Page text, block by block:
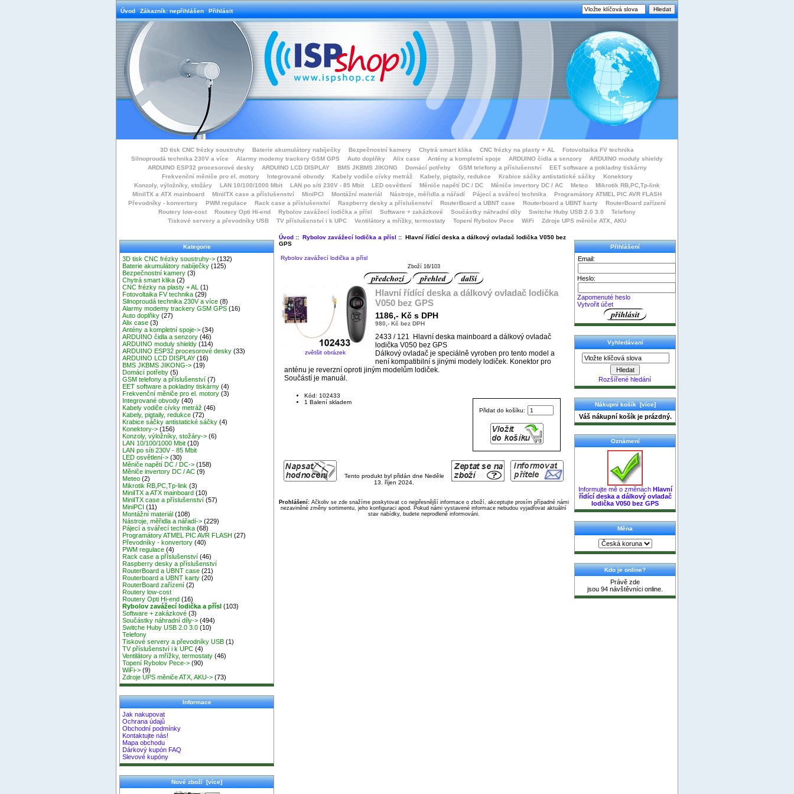
Úvod Zákazník: nepřihlášen Přihlásit
3D tisk CNC frézky soustruhy Baterie akumulátory nabíječky Bezpečnostní kamery Chytrá smart klika CNC frézky na plasty + AL
Fotovoltaika FV technika
Silnoproudá technika 230V a více
Alarmy modemy trackery GSM GPS Auto doplňky Alix case Antény a kompletní spoje ARDUINO čidla a senzory
ARDUINO moduly shieldy
ARDUINO ESP32 procesorové desky
ARDUINO LCD DISPLAY BMS JKBMS JIKONG Domácí potřeby GSM telefony a příslušenství
EET software a pokladny tiskárny
Frekvenční měniče pro el. motory
Integrované obvody Kabely vodiče cívky metráž Kabely, pigtaily, redukce Krabice sáčky antistatické sáčky
Konektory
Konzoly, výložníky, stožáry
LAN 10/100/1000 Mbit LAN po síti 230V - 85 Mbit LED osvětlení Měniče napětí DC / DC Měniče invertory DC / AC Meteo
Mikrotik RB,PC,Tp-link
MiniITX a ATX mainboard
MiniITX case a příslušenství MiniPCI Montážní materiál Nástroje, měřidla a nářadí Pájecí a svářecí technika
Programátory ATMEL PIC AVR FLASH
Převodníky - konvertory
PWM regulace Rack case a příslušenství Raspberry desky a příslušenství RouterBoard a UBNT case Routerboard a UBNT karty
RouterBoard zařízení
Routery low-cost
Routery Opti Hi-end Rybolov zavážecí lodička a přísl Software + zakázkové Součástky náhradní díly Switche Huby USB 2.0 3.0
Telefony
Tiskové servery a převodníky USB
TV příslušenství i k UPC Ventilátory a mřížky, termostaty Topení Rybolov Pece WiFi Zdroje UPS měniče ATX, AKU
Kategorie
3D tisk CNC frézky soustruhy-> (132)
Baterie akumulátory nabíječky (125)
Bezpečnostní kamery (3)
Chytrá smart klika (2)
CNC frézky na plasty + AL
(1)
Fotovoltaika FV technika (29)
Silnoproudá technika 230V a více (8)
Alarmy modemy trackery GSM GPS (16)
Auto doplňky (27)
Alix case (3)
Antény a kompletní spoje-> (34)
ARDUINO čidla a senzory (46)
ARDUINO moduly shieldy (114)
ARDUINO ESP32 procesorové desky (33)
ARDUINO LCD DISPLAY (16)
BMS JKBMS JIKONG-> (19)
Domácí potřeby (5)
GSM telefony a příslušenství (7)
EET software a pokladny tiskárny (4)
Frekvenční měniče pro el. motory (3)
Integrované obvody (40)
Kabely vodiče cívky metráž (46)
Kabely, pigtaily, redukce (72)
Krabice sáčky antistatické sáčky (4)
Konektory-> (156)
Konzoly, výložníky, stožáry-> (6)
LAN 10/100/1000 Mbit (10)
LAN po síti 230V - 85 Mbit
LED osvětlení-> (30)
Měniče napětí DC / DC-> (158)
Měniče invertory DC / AC (9)
Meteo (2)
Mikrotik RB,PC,Tp-link (3)
MiniITX a ATX mainboard (10)
MiniITX case a příslušenství (57)
MiniPCI (11)
Montážní materiál (108)
Nástroje, měřidla a nářadí-> (229)
Pájecí a svářecí technika (68)
Programátory ATMEL PIC AVR FLASH (27)
Převodníky - konvertory (40)
PWM regulace (4)
Rack case a příslušenství (46)
Raspberry desky a příslušenství
RouterBoard a UBNT case (21)
Routerboard a UBNT karty (20)
RouterBoard zařízení (2)
Routery low-cost
Routery Opti Hi-end (16)
Rybolov zavážecí lodička a přísl (103)
Software + zakázkové (3)
Součástky náhradní díly-> (494)
Switche Huby USB 2.0 3.0 (10)
Telefony
Tiskové servery a převodníky USB (1)
TV příslušenství i k UPC (4)
Ventilátory a mřížky, termostaty (46)
Topení Rybolov Pece-> (90)
WiFi-> (9)
Zdroje UPS měniče ATX, AKU-> (73)
Informace
Jak nakupovat
Ochrana údajů
Obchodní podmínky
Kontaktujte nás!
Mapa obchodu
Dárkový kupón FAQ
Slevové kupóny
Nové zboží [více]
Úvod:: Rybolov zavážecí lodička a přísl :: Hlavní řídící deska a dálkový ovladač lodička V050 bez
GPS
Rybolov zavážecí lodička a přísl
Zboží 16/103
zvětšit obrázek
Hlavní řídící deska a dálkový ovladač lodička
V050 bez GPS
1186,- Kč s DPH
980,- Kč bez DPH
2433 / 121 Hlavní deska mainboard a dálkový ovladač
lodička V050 bez GPS
Dálkový ovladač je speciálně vyroben pro tento model a
není kompatibilní s jinými modely lodiček. Konektor pro
anténu je reverzní oproti jiným modelům lodiček.
Součástí je manuál.
Přidat do košíku:
Kód: 102433
1 Balení skladem
Tento produkt byl přidán dne Neděle
13. říjen 2024.
Prohlášení:Ačkoliv se zde snažíme poskytovat co nejpřesnější informace o zboží, akceptujte prosím případné námi
nezaviněné změny sortimentu, jeho konfiguraci apod. Pokud námi vystavené informace nebudou vyjadřovat aktuální
stav nabídky, budete neprodleně informováni.
Přihlášení
Email:
Heslo:
Zapomenuté heslo
Vytvořit účet
Vyhledávaní
Rozšířené hledání
Nákupní košík [více]
Váš nákupní košík je prázdný.
Oznámení
Informujte mě o změnách Hlavní
řídící deska a dálkový ovladač
lodička V050 bez GPS
Měna
Kdo je online?
Právě zde
jsou 94 návštěvníci online.